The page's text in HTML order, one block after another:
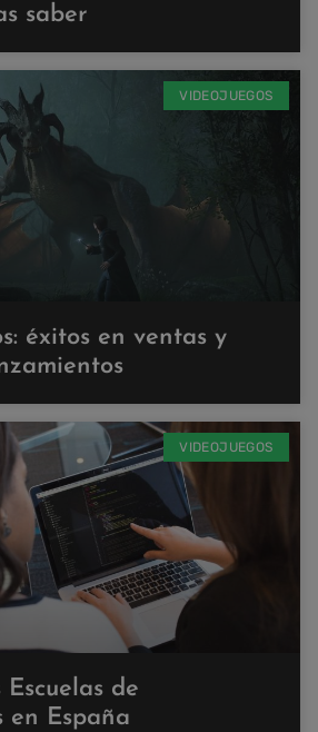
saber
VIDEOJUEGOS
éxitos en ventas y
VIDEOJUEGOS
de
en España